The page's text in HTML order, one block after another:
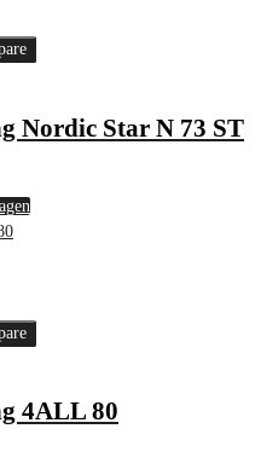
Nordic Star N 73 ST
4ALL 80